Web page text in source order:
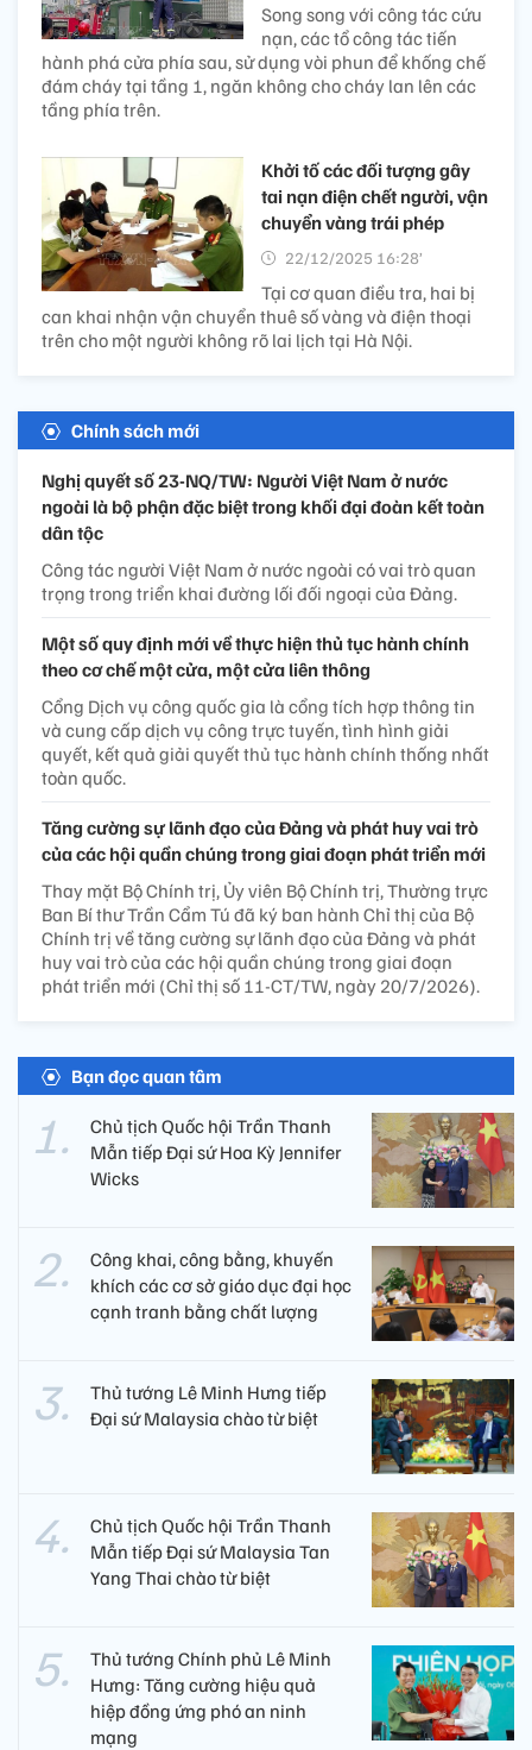
Song song với công tác cứu
nạn, các tổ công tác tiến
hành phá cửa phía sau, sử dụng vòi phun để khống chế
đám cháy tại tầng 1, ngăn không cho cháy lan lên các
tầng phía trên.
Khởi tố các đối tượng gây
tai nạn điện chết người, vận
chuyển vàng trái phép
22/12/2025 16:28’
Tại cơ quan điều tra, hai bị
can khai nhận vận chuyển thuê số vàng và điện thoại
trên cho một người không rõ lai lịch tại Hà Nội.
Chính sách mới
Nghị quyết số 23-NQ/TW: Người Việt Nam ở nước
ngoài là bộ phận đặc biệt trong khối đại đoàn kết toàn
dân tộc
Công tác người Việt Nam ở nước ngoài có vai trò quan
trọng trong triển khai đường lối đối ngoại của Đảng.
Một số quy định mới về thực hiện thủ tục hành chính
theo cơ chế một cửa, một cửa liên thông
Cổng Dịch vụ công quốc gia là cổng tích hợp thông tin
và cung cấp dịch vụ công trực tuyến, tình hình giải
quyết, kết quả giải quyết thủ tục hành chính thống nhất
toàn quốc.
Tăng cường sự lãnh đạo của Đảng và phát huy vai trò
của các hội quần chúng trong giai đoạn phát triển mới
Thay mặt Bộ Chính trị, Ủy viên Bộ Chính trị, Thường trực
Ban Bí thư Trần Cẩm Tú đã ký ban hành Chỉ thị của Bộ
Chính trị về tăng cường sự lãnh đạo của Đảng và phát
huy vai trò của các hội quần chúng trong giai đoạn
phát triển mới (Chỉ thị số 11-CT/TW, ngày 20/7/2026).
Bạn đọc quan tâm
Chủ tịch Quốc hội Trần Thanh
Mẫn tiếp Đại sứ Hoa Kỳ Jennifer
Wicks
Công khai, công bằng, khuyến
khích các cơ sở giáo dục đại học
cạnh tranh bằng chất lượng​
Thủ tướng Lê Minh Hưng tiếp
Đại sứ Malaysia chào từ biệt
Chủ tịch Quốc hội Trần Thanh
Mẫn tiếp Đại sứ Malaysia Tan
Yang Thai chào từ biệt
Thủ tướng Chính phủ Lê Minh
Hưng: Tăng cường hiệu quả
hiệp đồng ứng phó an ninh
mạng